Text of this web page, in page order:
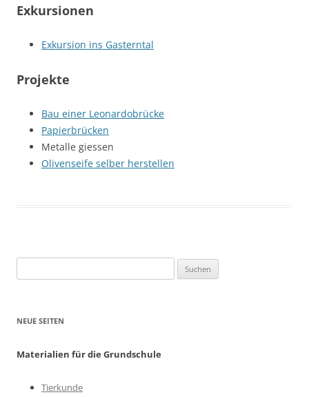
Exkursionen
Exkursion ins Gasterntal
Projekte
Bau einer Leonardobrücke
Papierbrücken
Metalle giessen
Olivenseife selber herstellen
nach:
NEUE SEITEN
Materialien für die Grundschule
Tierkunde